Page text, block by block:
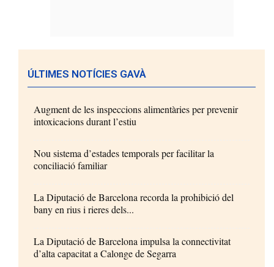
ÚLTIMES NOTÍCIES GAVÀ
Augment de les inspeccions alimentàries per prevenir
intoxicacions durant l’estiu
Nou sistema d’estades temporals per facilitar la
conciliació familiar
La Diputació de Barcelona recorda la prohibició del
bany en rius i rieres dels...
La Diputació de Barcelona impulsa la connectivitat
d’alta capacitat a Calonge de Segarra